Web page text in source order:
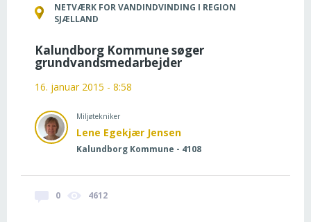
NETVÆRK FOR VANDINDVINDING I REGION
SJÆLLAND
Kalundborg Kommune søger
grundvandsmedarbejder
16. januar 2015 - 8:58
Miljøtekniker
Lene Egekjær Jensen
Kalundborg Kommune - 4108
0 4612